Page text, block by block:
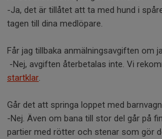
-Ja, det är tillåtet att ta med hund i
tagen till dina medlöpare.
Får jag tillbaka anmälningsavgiften om
-Nej, avgiften återbetalas inte. Vi
startklar.
Går det att springa loppet med
-Nej. Även om bana till stor del går på
partier med rötter och stenar som gör